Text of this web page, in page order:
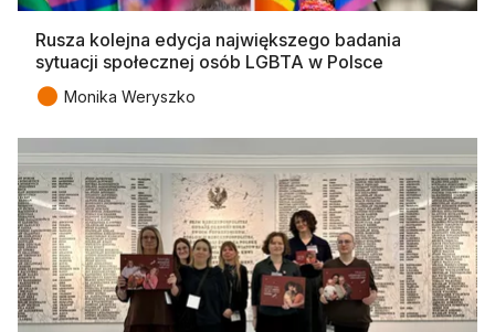
Rusza kolejna edycja największego badania
sytuacji społecznej osób LGBTA w Polsce
● Monika Weryszko